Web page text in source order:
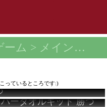
ーム > メインページ
っているところです:)
ータオルキット勝つ